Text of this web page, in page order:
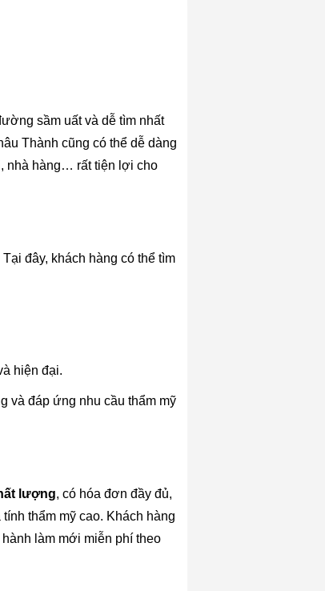
sầm uất và dễ tìm nhất
Thành cũng có thể dễ dàng
nhà hàng… rất tiện lợi cho
đây, khách hàng có thể tìm
hiện đại.
và đáp ứng nhu cầu thẩm mỹ
lượng, có hóa đơn đầy đủ,
thẩm mỹ cao. Khách hàng
làm mới miễn phí theo